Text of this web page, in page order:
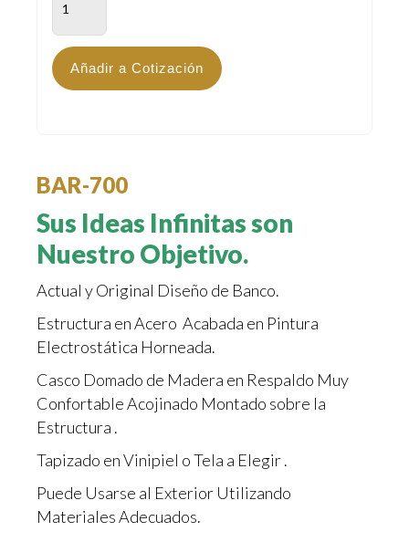
BAR-700
Sus Ideas Infinitas son
Nuestro Objetivo.
Actual y Original Diseño de Banco.
Estructura en Acero Acabada en Pintura
Electrostática Horneada.
Casco Domado de Madera en Respaldo Muy
Confortable Acojinado Montado sobre la
Estructura .
Tapizado en Vinipiel o Tela a Elegir .
Puede Usarse al Exterior Utilizando
Materiales Adecuados.
700
Añadir a Cotización